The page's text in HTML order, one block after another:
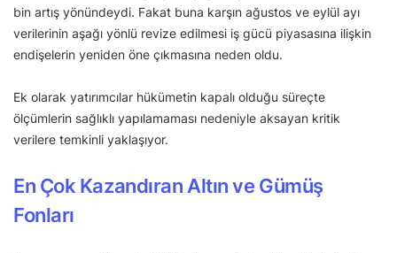
bin artış yönündeydi. Fakat buna karşın ağustos ve eylül ayı
verilerinin aşağı yönlü revize edilmesi iş gücü piyasasına ilişkin
endişelerin yeniden öne çıkmasına neden oldu.
Ek olarak yatırımcılar hükümetin kapalı olduğu süreçte
ölçümlerin sağlıklı yapılamaması nedeniyle aksayan kritik
verilere temkinli yaklaşıyor.
En Çok Kazandıran Altın ve Gümüş
Fonları